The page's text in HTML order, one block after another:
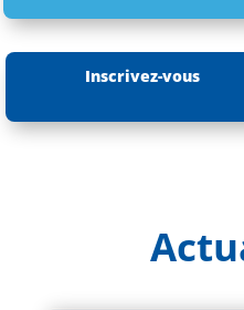
Inscrivez-vous